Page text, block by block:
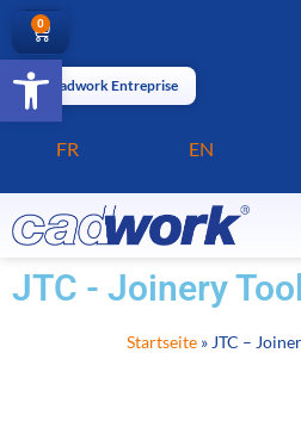
Barrierefreiheit öffnen
0
MyCadwork Entreprise
FR EN
JTC - Joinery
Startseite » JTC –